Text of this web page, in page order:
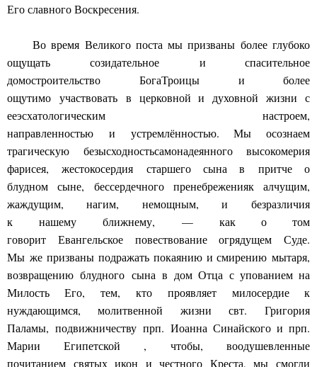
Его славного Воскресения.
Во время Великого поста мы призваны более глубоко
ощущатьсозидательное и спасительное
домостроительство БогаТроицы и более
ощутимо участвовать в церковной и духовной жизни с
ееэсхатологическим настроем,
направленностью и устремлённостью. Мы осознаем
трагическую безысходностьсамонадеянного высокомерия
фарисея,жестокосердия старшего сына в притче о
блудном сыне, бессердечногопренебреженияк алчущим,
жаждущим, нагим, немощным, и безразличия
к нашему ближнему, —
как о том
говорит Евангельское повествованиеогрядущем Суде.
Мы жепризваны подражатьпокаянию и смирениюмытаря,
возвращениюблудного сына в дом Отца с упованием на
Милость Его,тем, кто проявляетмилосердие к
нуждающимся, молитвенной
жизни свт. Григория
Паламы,подвижничеству прп. Иоанна Синайского и прп.
Марии Египетской , чтобы, воодушевленные
почитанием святых икон ичестного Креста, мысмогли